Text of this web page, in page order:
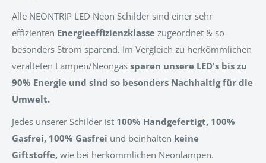
Alle NEONTRIP LED Neon Schilder sind einer sehr
effizienten Energieeffizienzklasse zugeordnet & so
besonders Strom sparend. Im Vergleich zu herkömmlichen
veralteten Lampen/Neongas sparen unsere LED's bis zu
90% Energie und sind so besonders Nachhaltig für die
Umwelt.
Jedes unserer Schilder ist 100% Handgefertigt, 100%
Gasfrei, 100% Gasfrei und beinhalten keine
Giftstoffe, wie bei herkömmlichen Neonlampen.